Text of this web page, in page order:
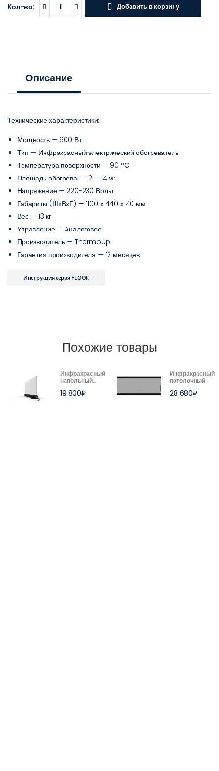
Кол-во: Добавить в корзину
Описание
Технические характеристики:
Мощность — 600 Вт
Тип — Инфракрасный электрический обогреватель
Температура поверхности — 90 °С
Площадь обогрева — 12 – 14 м²
Напряжение — 220-230 Вольт
Габариты (ШхВхГ) — 1100 х 440 х 40 мм
Вес — 13 кг
Управление — Aналоговое
Производитель — ThermoUp
Гарантия производителя — 12 месяцев
Инструкция серия FLOOR
Похожие товары
Инфракрасный
напольный
ThermoUp
19 800₽
Инфракрасный
потолочный
ThermoUp
28 680₽